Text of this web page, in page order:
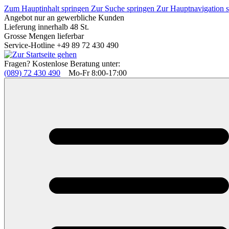
Zum Hauptinhalt springen Zur Suche springen Zur Hauptnavigation
Angebot nur an gewerbliche Kunden
Lieferung innerhalb 48 St.
Grosse Mengen lieferbar
Service-Hotline +49 89 72 430 490
Fragen? Kostenlose Beratung unter:
(089) 72 430 490
Mo-Fr 8:00-17:00